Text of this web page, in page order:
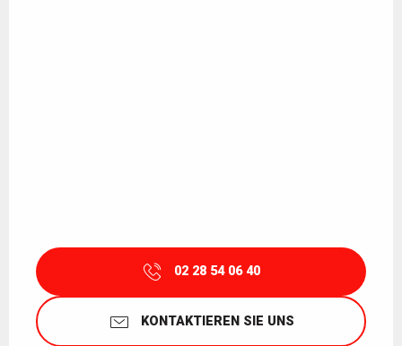
02 28 54 06 40
KONTAKTIEREN SIE UNS